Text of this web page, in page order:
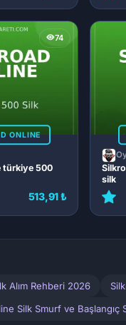
74
ONLINE
türkiye 500
513,91 ₺
silk
Alım Rehberi 2026
Silk Smurf ve Başlangıç